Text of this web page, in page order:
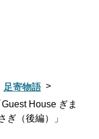
足寄物語
House ぎま
ぎ（後編）」